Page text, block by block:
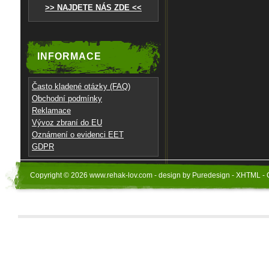
>> NAJDETE NÁS ZDE <<
INFORMACE
Často kladené otázky (FAQ)
Obchodní podmínky
Reklamace
Vývoz zbraní do EU
Oznámení o evidenci EET
GDPR
Copyright © 2026 www.rehak-lov.com - design by Puredesign - XHTML -